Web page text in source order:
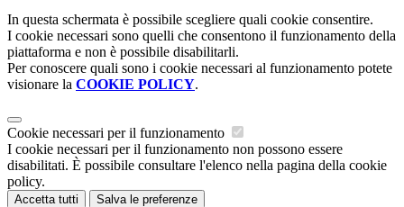
In questa schermata è possibile scegliere quali cookie consentire.
I cookie necessari sono quelli che consentono il funzionamento della
piattaforma e non è possibile disabilitarli.
Per conoscere quali sono i cookie necessari al funzionamento potete
visionare la COOKIE POLICY.
Cookie necessari per il funzionamento
I cookie necessari per il funzionamento non possono essere
disabilitati. È possibile consultare l'elenco nella pagina della cookie
policy.
Accetta tutti Salva le preferenze